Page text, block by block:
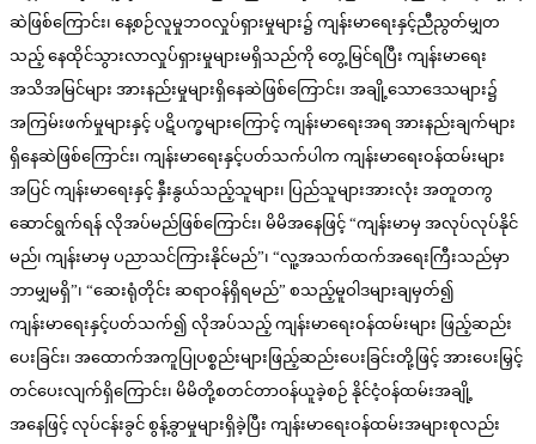
ဆဲဖြစ်ကြောင်း၊ နေ့စဉ်လူမှုဘဝလှုပ်ရှားမှုများ၌ ကျန်းမာရေးနှင့်ညီညွတ်မျှတ
သည့် နေထိုင်သွားလာလှုပ်ရှားမှုများမရှိသည်ကို တွေ့မြင်ရပြီး ကျန်းမာရေး
အသိအမြင်များ အားနည်းမှုများရှိနေဆဲဖြစ်ကြောင်း၊ အချို့သောဒေသများ၌
အကြမ်းဖက်မှုများနှင့် ပဋိပက္ခများကြောင့် ကျန်းမာရေးအရ အားနည်းချက်များ
ရှိနေဆဲဖြစ်ကြောင်း၊ ကျန်းမာရေးနှင့်ပတ်သက်ပါက ကျန်းမာရေးဝန်ထမ်းများ
အပြင် ကျန်းမာရေးနှင့် နှီးနွယ်သည့်သူများ၊ ပြည်သူများအားလုံး အတူတကွ
ဆောင်ရွက်ရန် လိုအပ်မည်ဖြစ်ကြောင်း၊ မိမိအနေဖြင့် “ကျန်းမာမှ အလုပ်လုပ်နိုင်
မည်၊ ကျန်းမာမှ ပညာသင်ကြားနိုင်မည်”၊ “လူ့အသက်ထက်အရေးကြီးသည်မှာ
ဘာမျှမရှိ”၊ “ဆေးရုံတိုင်း ဆရာဝန်ရှိရမည်” စသည့်မူဝါဒများချမှတ်၍
ကျန်းမာရေးနှင့်ပတ်သက်၍ လိုအပ်သည့် ကျန်းမာရေးဝန်ထမ်းများ ဖြည့်ဆည်း
ပေးခြင်း၊ အထောက်အကူပြုပစ္စည်းများဖြည့်ဆည်းပေးခြင်းတို့ဖြင့် အားပေးမြှင့်
တင်ပေးလျက်ရှိကြောင်း၊ မိမိတို့စတင်တာဝန်ယူခဲ့စဉ် နိုင်ငံ့ဝန်ထမ်းအချို့
အနေဖြင့် လုပ်ငန်းခွင် စွန့်ခွာမှုများရှိခဲ့ပြီး ကျန်းမာရေးဝန်ထမ်းအများစုလည်း